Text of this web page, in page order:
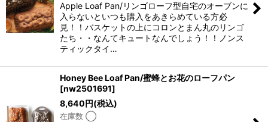
Apple Loaf Pan/リンゴローフ型自宅のオーブンに
入らないといつも購入をあきらめている方必
見！！バスケットの上にコロンとまん丸のリンゴ
たち・・なんてキュートなんでしょう！！ノンス
ティックタイ…
Honey Bee Loaf Pan/蜜蜂とお花のローフパン
[nw2501691]
8,640円(税込)
在庫数 ◯